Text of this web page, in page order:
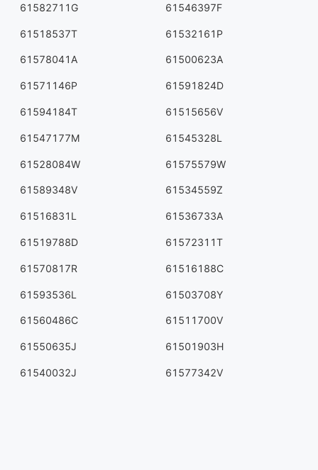
61582711G 61546397F
61518537T 61532161P
61578041A 61500623A
61571146P 61591824D
61594184T 61515656V
61547177M 61545328L
61528084W 61575579W
61589348V 61534559Z
61516831L 61536733A
61519788D 61572311T
61570817R 61516188C
61593536L 61503708Y
61560486C 61511700V
61550635J 61501903H
61540032J 61577342V